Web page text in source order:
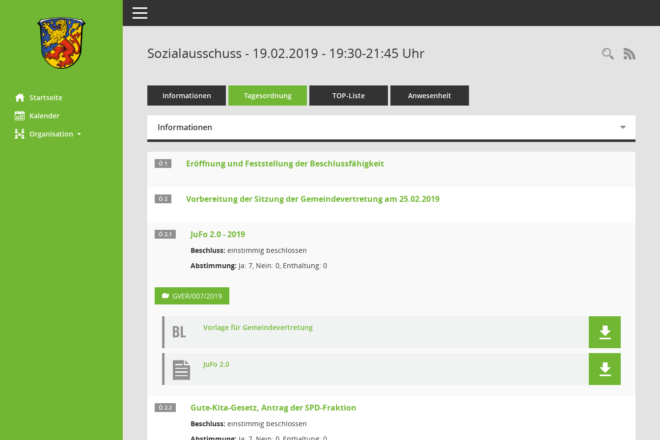
Startseite
Kalender
Organisation
Toggle navigation
Sozialausschuss - 19.02.2019 - 19:30-21:45 Uhr
Informationen Tagesordnung TOP-Liste Anwesenheit
Informationen
Ö 1 Eröffnung und Feststellung der Beschlussfähigkeit
Ö 2 Vorbereitung der Sitzung der Gemeindevertretung am 25.02.2019
Ö 2.1 JuFo 2.0 - 2019
Beschluss: einstimmig beschlossen
Abstimmung: Ja: 7, Nein: 0, Enthaltung: 0
GVER/007/2019
BL Vorlage für Gemeindevertretung
JuFo 2.0
Ö 2.2 Gute-Kita-Gesetz, Antrag der SPD-Fraktion
Beschluss: einstimmig beschlossen